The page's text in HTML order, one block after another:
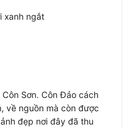
xanh ngắt
Sơn. Côn Đảo cách
về nguồn mà còn được
đẹp nơi đây đã thu